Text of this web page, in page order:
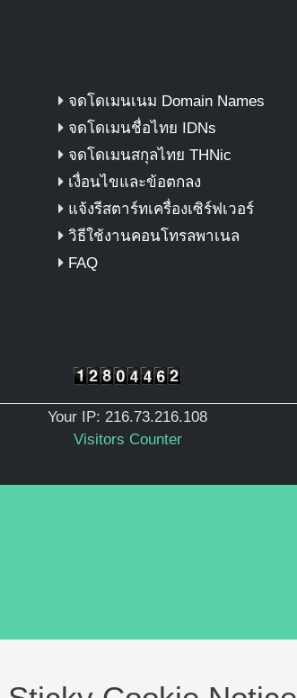
จดโดเมนเนม Domain Names
จดโดเมนชื่อไทย IDNs
จดโดเมนสกุลไทย THNic
เงื่อนไขและข้อตกลง
แจ้งรีสตาร์ทเครื่องเซิร์ฟเวอร์
วิธีใช้งานคอนโทรลพาเนล
FAQ
Your IP: 216.73.216.108
Visitors Counter